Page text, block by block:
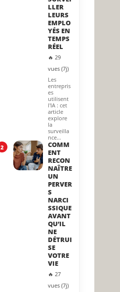
LLER
LEURS
EMPLO
YÉS EN
TEMPS
RÉEL
🔥 29
vues (7j)
Les
entrepris
es
utilisent
l'IA : cet
article
explore
la
surveilla
nce…
2
COMM
ENT
RECON
NAÎTRE
UN
PERVER
S
NARCI
SSIQUE
AVANT
QU’IL
NE
DÉTRUI
SE
VOTRE
VIE
🔥 27
vues (7j)